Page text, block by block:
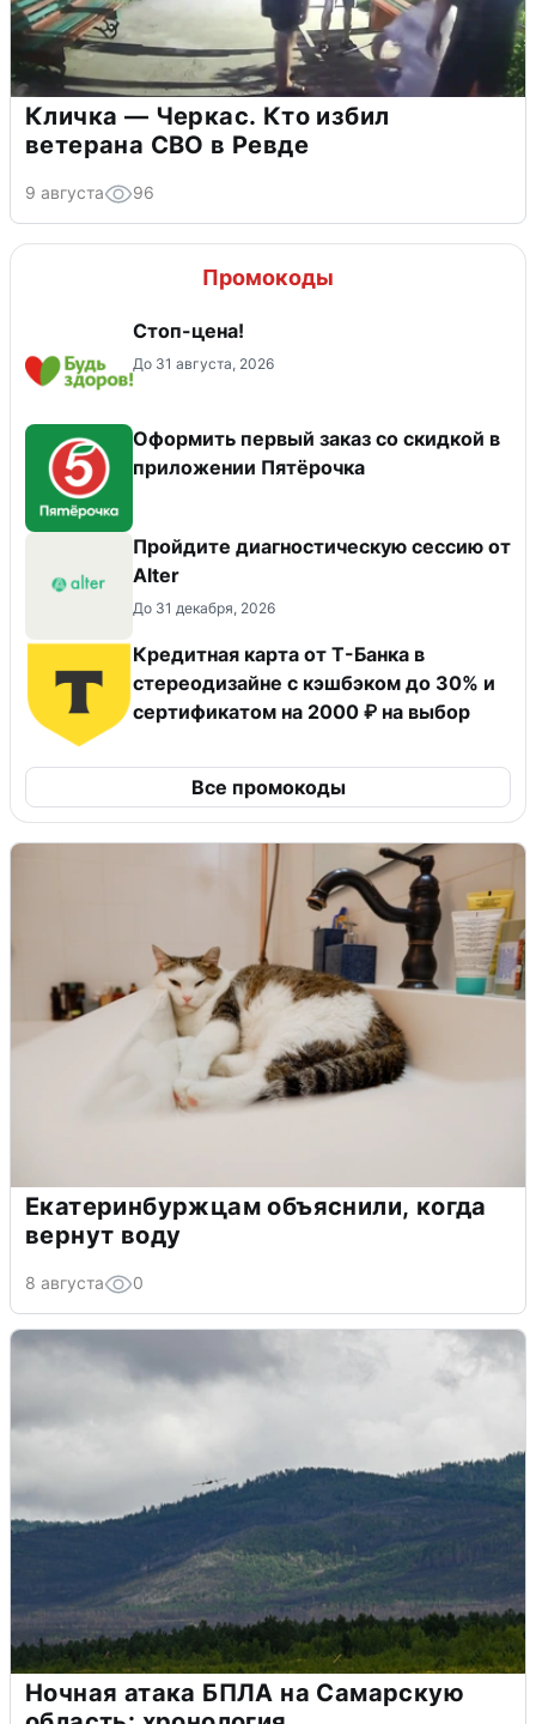
Кличка — Черкас. Кто избил
ветерана СВО в Ревде
9 августа 96
Промокоды
Стоп-цена!
До 31 августа, 2026
Оформить первый заказ со скидкой в
приложении Пятёрочка
Пройдите диагностическую сессию от
Alter
До 31 декабря, 2026
Кредитная карта от Т-Банка в
стереодизайне с кэшбэком до 30% и
сертификатом на 2000 ₽ на выбор
Все промокоды
Екатеринбуржцам объяснили, когда
вернут воду
8 августа 0
Ночная атака БПЛА на Самарскую